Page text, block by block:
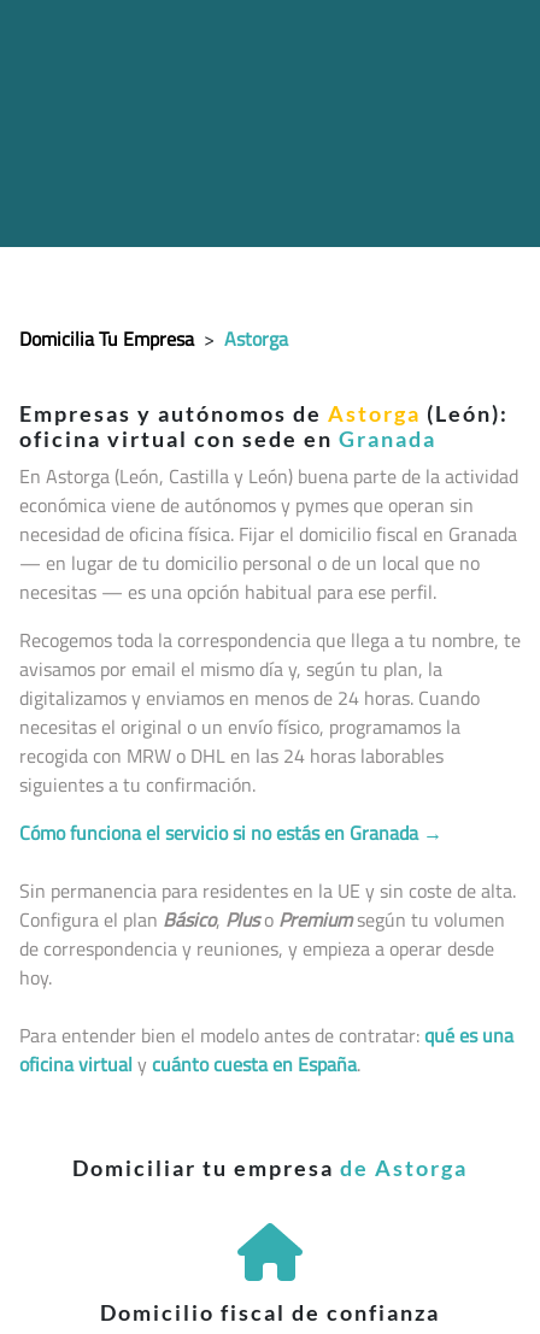
Domicilia Tu Empresa > Astorga
Empresas y autónomos de Astorga (León):
oficina virtual con sede en Granada
En Astorga (León, Castilla y León) buena parte de la actividad
económica viene de autónomos y pymes que operan sin
necesidad de oficina física. Fijar el domicilio fiscal en Granada
— en lugar de tu domicilio personal o de un local que no
necesitas — es una opción habitual para ese perfil.
Recogemos toda la correspondencia que llega a tu nombre, te
avisamos por email el mismo día y, según tu plan, la
digitalizamos y enviamos en menos de 24 horas. Cuando
necesitas el original o un envío físico, programamos la
recogida con MRW o DHL en las 24 horas laborables
siguientes a tu confirmación.
Cómo funciona el servicio si no estás en Granada →
Sin permanencia para residentes en la UE y sin coste de alta.
Configura el plan Básico, Pluso Premiumsegún tu volumen
de correspondencia y reuniones, y empieza a operar desde
hoy.
Para entender bien el modelo antes de contratar:qué es una
oficina virtual ycuánto cuesta en España.
Domiciliar tu empresa de Astorga
Domicilio fiscal de confianza